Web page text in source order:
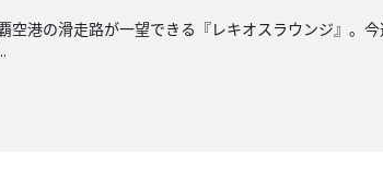
の滑走路が一望できる『レキオスラウンジ』。